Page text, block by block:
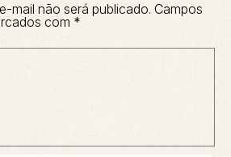
mail não será publicado. Campos
com *